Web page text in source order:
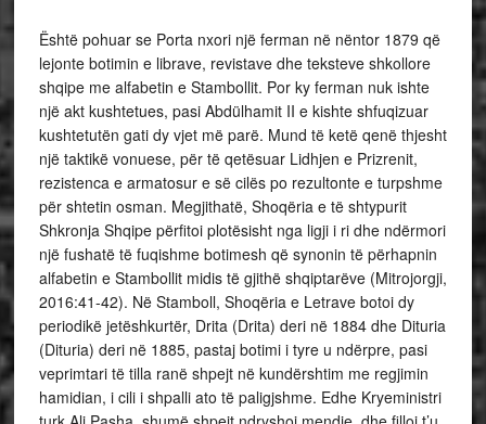
Është pohuar se Porta nxori një ferman në nëntor 1879 që
lejonte botimin e librave, revistave dhe teksteve shkollore
shqipe me alfabetin e Stambollit. Por ky ferman nuk ishte
një akt kushtetues, pasi Abdülhamit II e kishte shfuqizuar
kushtetutën gati dy vjet më parë. Mund të ketë qenë thjesht
një taktikë vonuese, për të qetësuar Lidhjen e Prizrenit,
rezistenca e armatosur e së cilës po rezultonte e turpshme
për shtetin osman. Megjithatë, Shoqëria e të shtypurit
Shkronja Shqipe përfitoi plotësisht nga ligji i ri dhe ndërmori
një fushatë të fuqishme botimesh që synonin të përhapnin
alfabetin e Stambollit midis të gjithë shqiptarëve (Mitrojorgji,
2016:41-42). Në Stamboll, Shoqëria e Letrave botoi dy
periodikë jetëshkurtër, Drita (Drita) deri në 1884 dhe Dituria
(Dituria) deri në 1885, pastaj botimi i tyre u ndërpre, pasi
veprimtari të tilla ranë shpejt në kundërshtim me regjimin
hamidian, i cili i shpalli ato të paligjshme. Edhe Kryeministri